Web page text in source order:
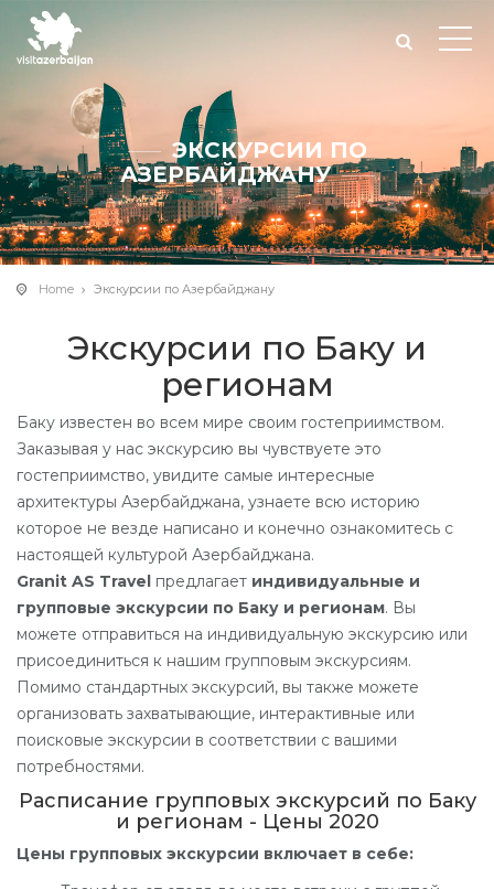
ЭКСКУРСИИ ПО
АЗЕРБАЙДЖАНУ
Home Экскурсии по Азербайджану
Экскурсии по Баку и
регионам
Баку известен во всем мире своим гостеприимством.
Заказывая у нас экскурсию вы чувствуете это
гостеприимство, увидите самые интересные
архитектуры Азербайджана, узнаете всю историю
которое не везде написано и конечно ознакомитесь с
настоящей культурой Азербайджана.
Granit AS Travel предлагает индивидуальные и
групповые экскурсии по Баку и регионам. Вы
можете отправиться на индивидуальную экскурсию или
присоединиться к нашим групповым экскурсиям.
Помимо стандартных экскурсий, вы также можете
организовать захватывающие, интерактивные или
поисковые экскурсии в соответствии с вашими
потребностями.
Расписание групповых экскурсий по Баку
и регионам - Цены 2020
Цены групповых экскурсии включает в себе: